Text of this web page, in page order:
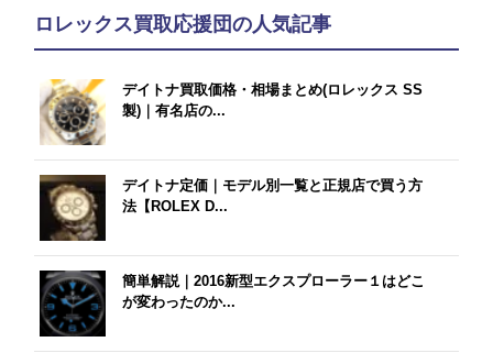
ロレックス買取応援団の人気記事
デイトナ買取価格・相場まとめ(ロレックス SS
製)｜有名店の...
デイトナ定価｜モデル別一覧と正規店で買う方
法【ROLEX D...
簡単解説｜2016新型エクスプローラー１はどこ
が変わったのか...